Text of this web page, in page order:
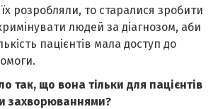
розробляли, то старалися зробити
людей за діагнозом, аби
пацієнтів мала доступ до
так, що вона тільки для пацієнтів
захворюваннями?